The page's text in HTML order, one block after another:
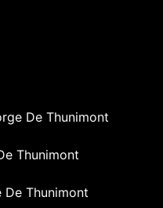
De Thunimont
Thunimont
Thunimont